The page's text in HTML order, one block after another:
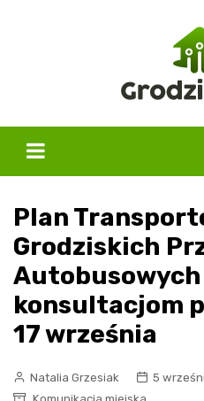
Plan
Grodziskich
konsultacjom
17 września
Natalia Grzesiak
5